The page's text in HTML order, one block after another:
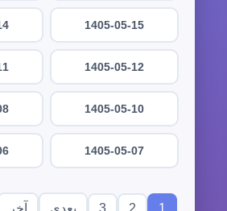
1405-05-15
1405-05-12
1405-05-10
1405-05-07
1
2
3 بعدی آخر